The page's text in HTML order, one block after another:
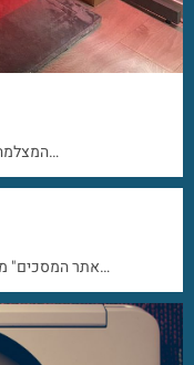
המצלמה במחשב היא חלק חשוב מאוד במקבוק ומוטב…
"אתר המסכים" משרת קהילה צרכנית הצורכת שירותי תיקונים…